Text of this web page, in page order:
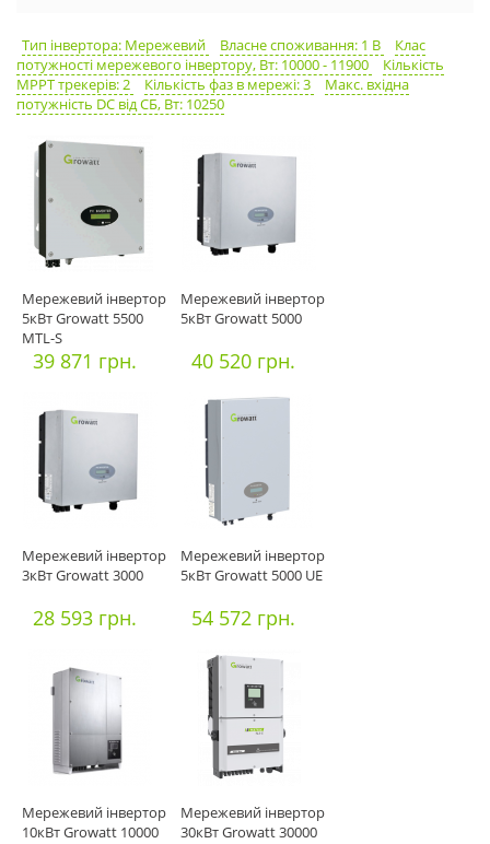
Тип інвертора: Мережевий Власне споживання: 1 В
Клас
потужності мережевого інвертору, Вт: 10000 - 11900
Кількість
MPPT трекерів: 2
Кількість фаз в мережі: 3
Макс. вхідна
потужність DC від СБ, Вт: 10250
Мережевий інвертор
5кВт Growatt 5500
MTL-S
39 871 грн.
Мережевий інвертор
5кВт Growatt 5000
40 520 грн.
Мережевий інвертор
3кВт Growatt 3000
28 593 грн.
Мережевий інвертор
5кВт Growatt 5000 UE
54 572 грн.
Мережевий інвертор
10кВт Growatt 10000
Мережевий інвертор
30кВт Growatt 30000